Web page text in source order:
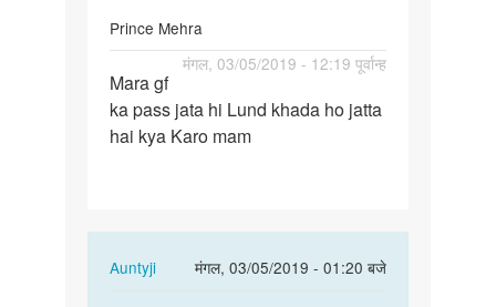
bahut
kuch…
by
Prabhat
Sajan
Prince Mehra
मंगल, 03/05/2019 - 12:19 पूर्वान्ह
Mara
gf
ka
Mara gf
ka pass jata hi Lund khada ho jatta
hai kya Karo mam
Auntyji
मंगल, 03/05/2019 - 01:20 बजे
In